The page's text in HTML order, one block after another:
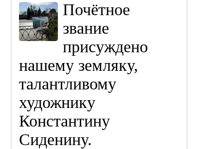
Почётное
звание
присуждено
нашему земляку,
талантливому
художнику
Константину
Сиденину.